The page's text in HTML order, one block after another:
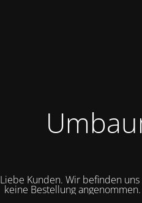
Liebe Kunden. Wir befinden
keine Bestellung